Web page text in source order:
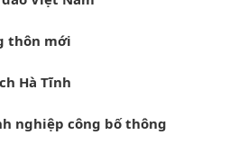
thôn mới
Hà Tĩnh
nghiệp công bố thông